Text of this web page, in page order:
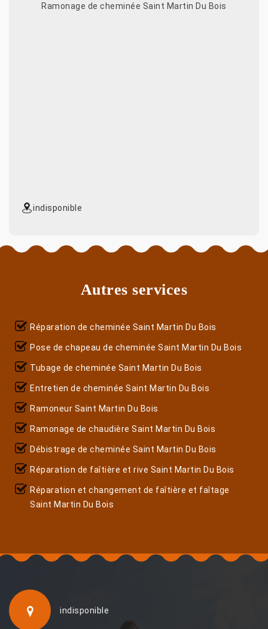
Ramonage de cheminée Saint Martin Du Bois
indisponible
Autres services
Réparation de cheminée Saint Martin Du Bois
Pose de chapeau de cheminée Saint Martin Du Bois
Tubage de cheminée Saint Martin Du Bois
Entretien de cheminée Saint Martin Du Bois
Ramoneur Saint Martin Du Bois
Ramonage de chaudière Saint Martin Du Bois
Débistrage de cheminée Saint Martin Du Bois
Réparation de faîtière et rive Saint Martin Du Bois
Réparation et changement de faîtière et faîtage
Saint Martin Du Bois
indisponible